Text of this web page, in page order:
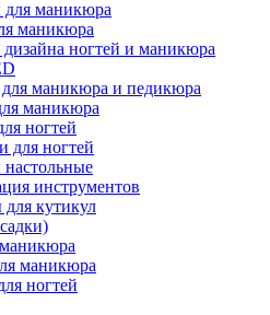
маникюра
ногтей и маникюра
маникюра и педикюра
маникюра
ногтей
для ногтей
инструментов
кутикул
маникюра
ногтей